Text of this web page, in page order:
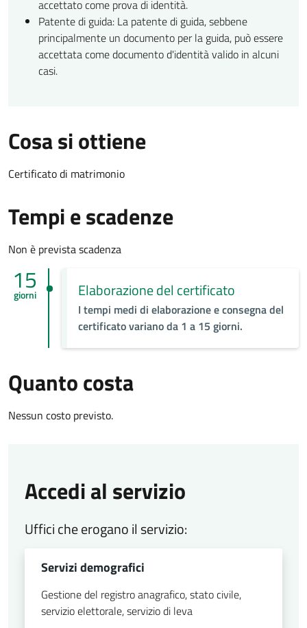
accettato come prova di identità.
Patente di guida: La patente di guida, sebbene
principalmente un documento per la guida, può essere
accettata come documento d'identità valido in alcuni
casi.
Cosa si ottiene
Certificato di matrimonio
Tempi e scadenze
Non è prevista scadenza
15
giorni Elaborazione del certificato
I tempi medi di elaborazione e consegna del
certificato variano da 1 a 15 giorni.
Quanto costa
Nessun costo previsto.
Accedi al servizio
Uffici che erogano il servizio:
Servizi demografici
Gestione del registro anagrafico, stato civile,
servizio elettorale, servizio di leva